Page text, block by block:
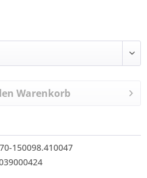
Warenkorb
150098.410047